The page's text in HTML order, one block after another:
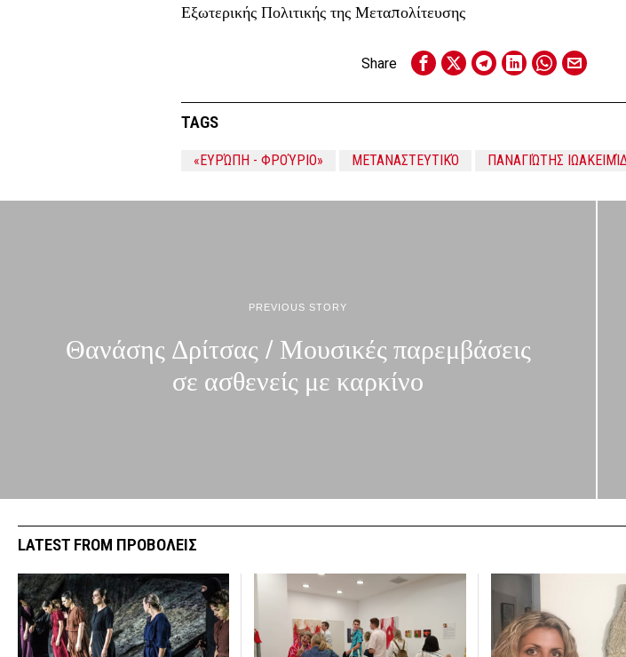
Εξωτερικής Πολιτικής της Μεταπολίτευσης
Share
TAGS
«ΕΥΡΏΠΗ - ΦΡΟΎΡΙΟ» ΜΕΤΑΝΑΣΤΕΥΤΙΚΌ ΠΑΝΑΓΙΏΤΗΣ
PREVIOUS STORY
Θανάσης Δρίτσας / Μουσικές παρεμβάσεις
σε ασθενείς με καρκίνο
LATEST FROM ΠΡΟΒΟΛΕΙΣ